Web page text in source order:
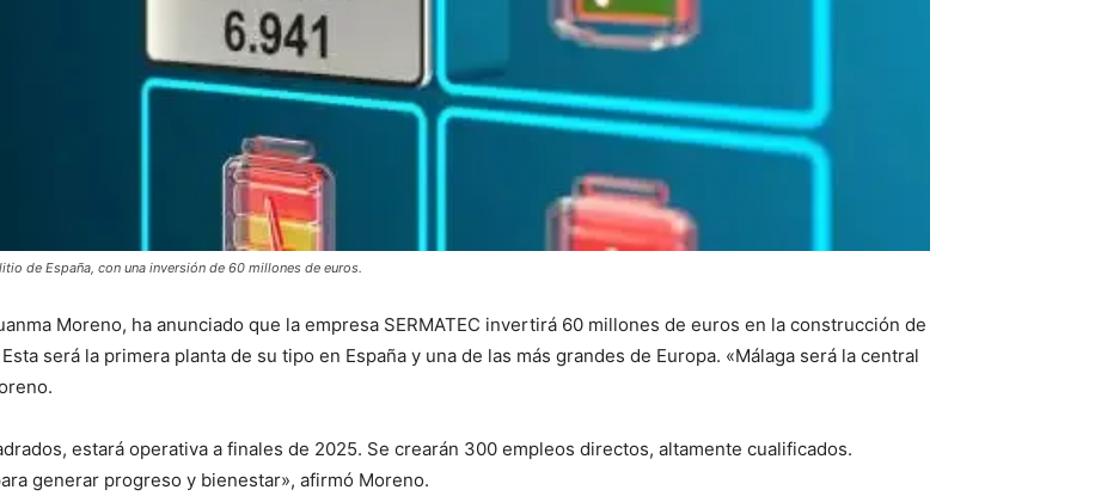
de España, con una inversión de 60 millones de euros.
Moreno, ha anunciado que la empresa SERMATEC invertirá 60 millones de euros en la construcción de
será la primera planta de su tipo en España y una de las más grandes de Europa. «Málaga será la central
estará operativa a finales de 2025. Se crearán 300 empleos directos, altamente cualificados.
generar progreso y bienestar», afirmó Moreno.